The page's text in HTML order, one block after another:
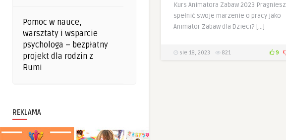
Pomoc w nauce,
warsztaty i wsparcie
psychologa – bezpłatny
projekt dla rodzin z
Rumi
REKLAMA
Kurs Animatora Zabaw 2023 Pragniesz
spełnić swoje marzenie o pracy jako
Animator Zabaw dla Dzieci? […]
sie 18, 2023 821 9